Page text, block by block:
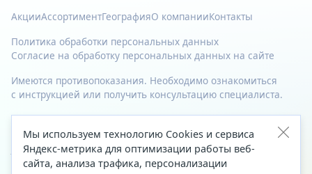
АкцииАссортиментГеографияО компанииКонтакты
Политика обработки персональных данных
Согласие на обработку персональных данных на сайте
Имеются противопоказания. Необходимо ознакомиться
с инструкцией или получить консультацию специалиста.
© 2023—2026 Все права защищены.
Адрес
Мы используем технологию Cookies и сервиса
Яндекс-метрика для оптимизации работы веб-
сайта, анализа трафика, персонализации